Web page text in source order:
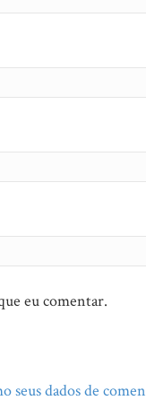
eu comentar.
seus dados de